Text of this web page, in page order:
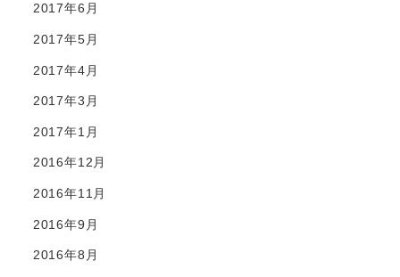
2017年6月
2017年5月
2017年4月
2017年3月
2017年1月
2016年12月
2016年11月
2016年9月
2016年8月